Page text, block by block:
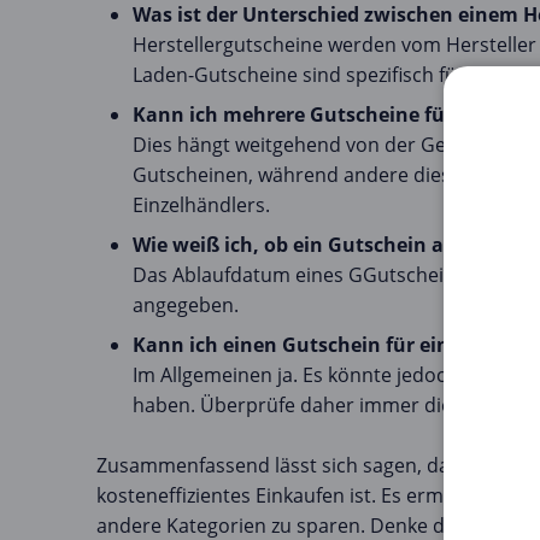
Was ist der Unterschied zwischen einem
Herstellergutscheine werden vom
Laden-Gutscheine sind spezifisch für einen
Kann ich mehrere Gutscheine für einen
Dies hängt weitgehend von der
Gutscheinen, während andere dies nicht
Einzelhändlers.
Wie weiß ich, ob ein Gutschein
Das Ablaufdatum eines GGutscheins ist
angegeben.
Kann ich einen Gutschein für einen
Im Allgemeinen ja. Es könnte jedoch sein,
haben. Überprüfe daher immer die
Zusammenfassend lässt sich sagen, dass die
kosteneffizientes Einkaufen ist. Es ermöglicht
andere Kategorien zu sparen. Denke daran,